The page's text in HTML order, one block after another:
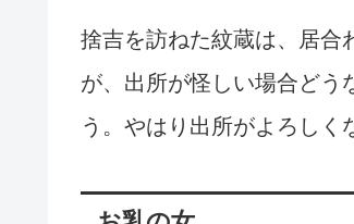
捨吉を訪ねた紋蔵は、居合
が、出所が怪しい場合どう
う。やはり出所がよろしく